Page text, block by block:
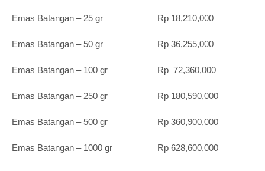
Emas Batangan – 25 gr Rp 18,210,000
Emas Batangan – 50 gr Rp 36,255,000
Emas Batangan – 100 gr Rp 72,360,000
Emas Batangan – 250 gr Rp 180,590,000
Emas Batangan – 500 gr Rp 360,900,000
Emas Batangan – 1000 gr Rp 628,600,000